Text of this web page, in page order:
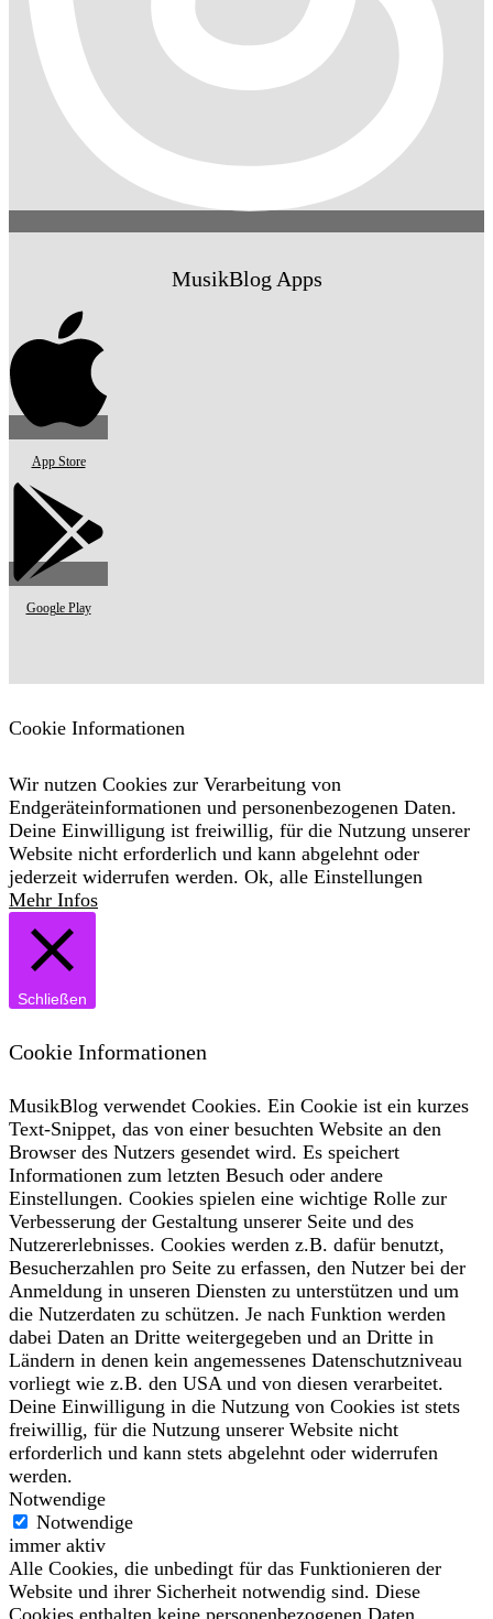
MusikBlog Apps
App Store
Google Play
Cookie Informationen
Wir nutzen Cookies zur Verarbeitung von
Endgeräteinformationen und personenbezogenen Daten.
Deine Einwilligung ist freiwillig, für die Nutzung unserer
Website nicht erforderlich und kann abgelehnt oder
jederzeit widerrufen werden. Ok, alle Einstellungen
Mehr Infos
Schließen
Cookie Informationen
MusikBlog verwendet Cookies. Ein Cookie ist ein kurzes
Text-Snippet, das von einer besuchten Website an den
Browser des Nutzers gesendet wird. Es speichert
Informationen zum letzten Besuch oder andere
Einstellungen. Cookies spielen eine wichtige Rolle zur
Verbesserung der Gestaltung unserer Seite und des
Nutzererlebnisses. Cookies werden z.B. dafür benutzt,
Besucherzahlen pro Seite zu erfassen, den Nutzer bei der
Anmeldung in unseren Diensten zu unterstützen und um
die Nutzerdaten zu schützen. Je nach Funktion werden
dabei Daten an Dritte weitergegeben und an Dritte in
Ländern in denen kein angemessenes Datenschutzniveau
vorliegt wie z.B. den USA und von diesen verarbeitet.
Deine Einwilligung in die Nutzung von Cookies ist stets
freiwillig, für die Nutzung unserer Website nicht
erforderlich und kann stets abgelehnt oder widerrufen
werden.
Notwendige
Notwendige
immer aktiv
Alle Cookies, die unbedingt für das Funktionieren der
Website und ihrer Sicherheit notwendig sind. Diese
Cookies enthalten keine personenbezogenen Daten.